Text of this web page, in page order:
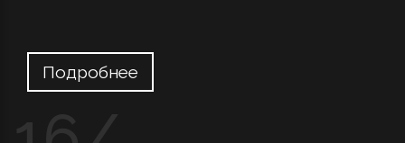
Подробнее